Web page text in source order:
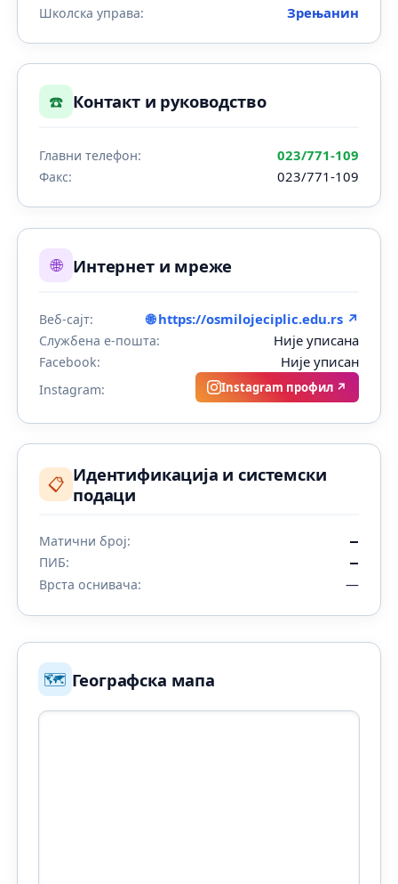
Школска управа: Зрењанин
☎️ Контакт и руководство
Главни телефон: 023/771-109
Факс: 023/771-109
🌐 Интернет и мреже
Веб-сајт: 🌐 https://osmilojeciplic.edu.rs ↗
Службена е-пошта: Није уписана
Facebook: Није уписан
Instagram: Instagram профил ↗
📋 Идентификација и системски
подаци
Матични број: —
ПИБ: —
Врста оснивача: —
🗺️ Географска мапа